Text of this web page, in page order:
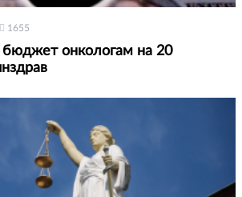
1655
бюджет онкологам на 20